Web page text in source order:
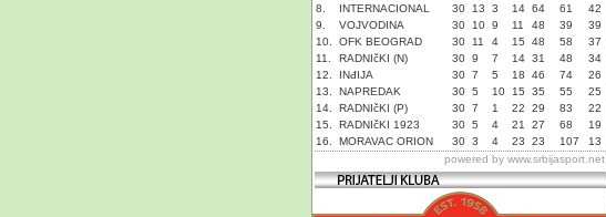
8.
INTERNACIONAL 30 13 3 14 64 61
42
9.
VOJVODINA 30 10 9 11 48 39
39
10.
OFK BEOGRAD 30 11 4 15 48 58
37
11.
RADNIčKI (N) 30 9 7 14 31 48
34
12.
INđIJA 30 7 5 18 46 74
26
13.
NAPREDAK 30 5 10 15 35 55
25
14.
RADNIčKI (P) 30 7 1 22 29 83
22
15.
RADNIčKI 1923 30 5 4 21 27 68
19
16.
MORAVAC ORION 30 3 4 23 23 107
13
powered by www.srbijasport.net